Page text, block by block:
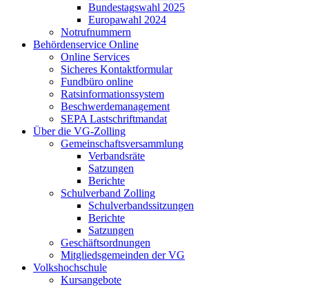
Bundestagswahl 2025
Europawahl 2024
Notrufnummern
Behördenservice Online
Online Services
Sicheres Kontaktformular
Fundbüro online
Ratsinformationssystem
Beschwerdemanagement
SEPA Lastschriftmandat
Über die VG-Zolling
Gemeinschaftsversammlung
Verbandsräte
Satzungen
Berichte
Schulverband Zolling
Schulverbandssitzungen
Berichte
Satzungen
Geschäftsordnungen
Mitgliedsgemeinden der VG
Volkshochschule
Kursangebote